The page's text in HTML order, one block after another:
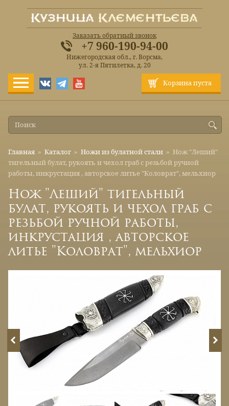
Корзина пуста
Заказать обратный звонок
+7 960-190-94-00
Нижегородская обл., г. Ворсма,
ул. 2-я Пятилетка, д. 20
Главная » Каталог » Ножи из булатной стали » Нож "Леший"
тигельный булат, рукоять и чехол граб с резьбой ручной
работы, инкрустация , авторское литье "Коловрат", мельхиор
Нож "Леший" тигельный
булат, рукоять и чехол граб с
резьбой ручной работы,
инкрустация , авторское
литье "Коловрат", мельхиор